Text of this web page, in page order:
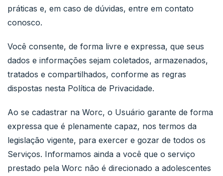
práticas e, em caso de dúvidas, entre em contato
conosco.
Você consente, de forma livre e expressa, que seus
dados e informações sejam coletados, armazenados,
tratados e compartilhados, conforme as regras
dispostas nesta Política de Privacidade.
Ao se cadastrar na Worc, o Usuário garante de forma
expressa que é plenamente capaz, nos termos da
legislação vigente, para exercer e gozar de todos os
Serviços. Informamos ainda a você que o serviço
prestado pela Worc não é direcionado a adolescentes